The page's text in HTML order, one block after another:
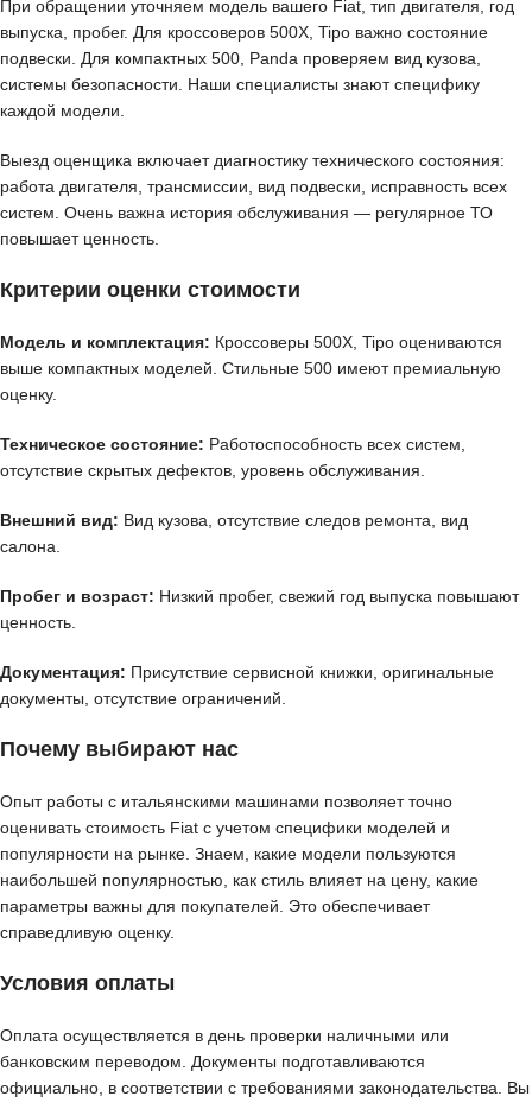
При обращении уточняем модель вашего Fiat, тип двигателя, год
выпуска, пробег. Для кроссоверов 500X, Tipo важно состояние
подвески. Для компактных 500, Panda проверяем вид кузова,
системы безопасности. Наши специалисты знают специфику
каждой модели.
Выезд оценщика включает диагностику технического состояния:
работа двигателя, трансмиссии, вид подвески, исправность всех
систем. Очень важна история обслуживания — регулярное ТО
повышает ценность.
Критерии оценки стоимости
Модель и комплектация: Кроссоверы 500X, Tipo оцениваются
выше компактных моделей. Стильные 500 имеют премиальную
оценку.
Техническое состояние: Работоспособность всех систем,
отсутствие скрытых дефектов, уровень обслуживания.
Внешний вид: Вид кузова, отсутствие следов ремонта, вид
салона.
Пробег и возраст: Низкий пробег, свежий год выпуска повышают
ценность.
Документация: Присутствие сервисной книжки, оригинальные
документы, отсутствие ограничений.
Почему выбирают нас
Опыт работы с итальянскими машинами позволяет точно
оценивать стоимость Fiat с учетом специфики моделей и
популярности на рынке. Знаем, какие модели пользуются
наибольшей популярностью, как стиль влияет на цену, какие
параметры важны для покупателей. Это обеспечивает
справедливую оценку.
Условия оплаты
Оплата осуществляется в день проверки наличными или
банковским переводом. Документы подготавливаются
официально, в соответствии с требованиями законодательства. Вы